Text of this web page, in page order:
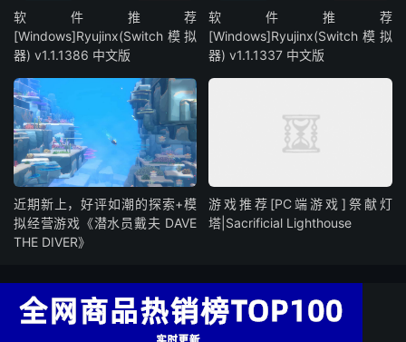
软件推荐
[Windows]Ryujinx(Switch模拟
器) v1.1.1386 中文版
软件推荐
[Windows]Ryujinx(Switch模拟
器) v1.1.1337 中文版
近期新上，好评如潮的探索+模
拟经营游戏《潜水员戴夫 DAVE
THE DIVER》
游戏推荐[PC端游戏]祭献灯
塔|Sacrificial Lighthouse